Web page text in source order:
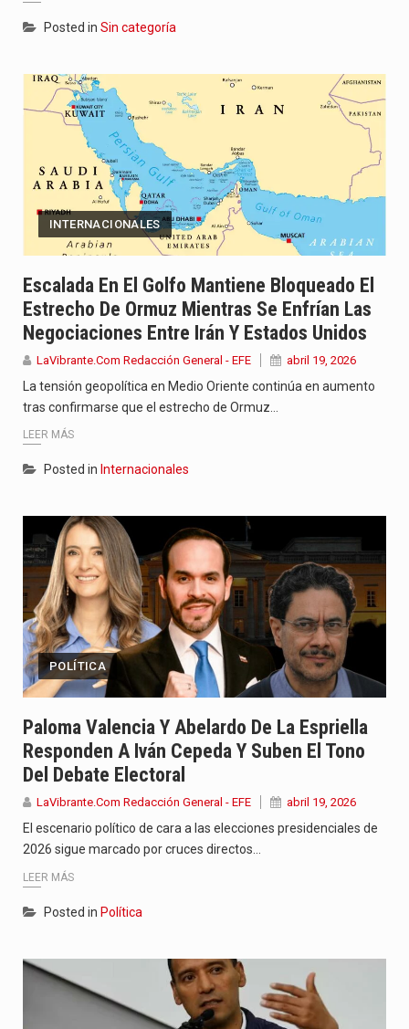
Posted in Sin categoría
INTERNACIONALES
Escalada En El Golfo Mantiene Bloqueado El
Estrecho De Ormuz Mientras Se Enfrían Las
Negociaciones Entre Irán Y Estados Unidos
LaVibrante.Com Redacción General - EFE abril 19, 2026
La tensión geopolítica en Medio Oriente continúa en aumento
tras confirmarse que el estrecho de Ormuz…
LEER MÁS
Posted in Internacionales
POLÍTICA
Paloma Valencia Y Abelardo De La Espriella
Responden A Iván Cepeda Y Suben El Tono
Del Debate Electoral
LaVibrante.Com Redacción General - EFE abril 19, 2026
El escenario político de cara a las elecciones presidenciales de
2026 sigue marcado por cruces directos…
LEER MÁS
Posted in Política